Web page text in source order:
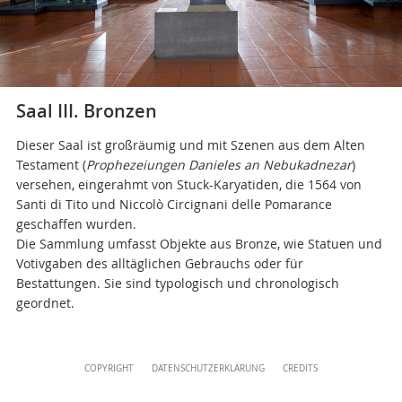
Direktionsbüro
+39 06 69883332
musei@scv.va
Saal III. Bronzen
Dieser Saal ist großräumig und mit Szenen aus dem Alten
Testament (Prophezeiungen Danieles an Nebukadnezar)
versehen, eingerahmt von Stuck-Karyatiden, die 1564 von
Santi di Tito und Niccolò Circignani delle Pomarance
geschaffen wurden.
Die Sammlung umfasst Objekte aus Bronze, wie Statuen und
Votivgaben des alltäglichen Gebrauchs oder für
Bestattungen. Sie sind typologisch und chronologisch
geordnet.
COPYRIGHT DATENSCHUTZERKLÄRUNG CREDITS